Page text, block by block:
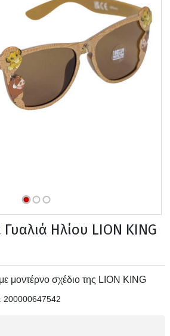
Γυαλιά Ηλίου LION KING
μοντέρνο σχέδιο της LION KING
200000647542